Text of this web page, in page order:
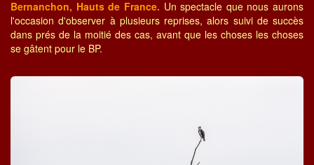
Bernanchon, Hauts de France. Un spectacle que nous aurons
l'occasion d'observer à plusieurs reprises, alors suivi de succès
dans prés de la moitié des cas, avant que les choses les choses
se gâtent pour le BP.